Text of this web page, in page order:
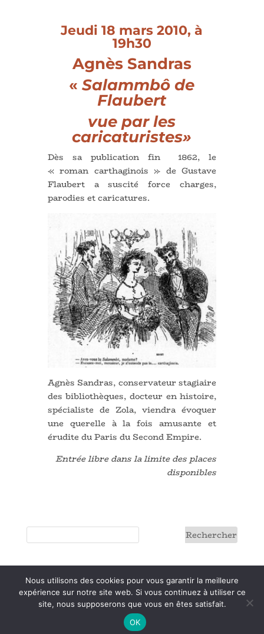
Jeudi 18 mars 2010, à
19h30
Agnès Sandras
«Salammbô de
Flaubert
vue par les
caricaturistes»
Dès sa publication fin 1862, le
« roman carthaginois » de Gustave
Flaubert a suscité force charges,
parodies et caricatures.
Agnès Sandras, conservateur stagiaire
des bibliothèques, docteur en histoire,
spécialiste de Zola, viendra évoquer
une querelle à la fois amusante et
érudite du Paris du Second Empire.
Entrée libre dans la limite des places
disponibles
Conditions générales
graphiblue
Nous utilisons des cookies pour vous garantir la meilleure
expérience sur notre site web. Si vous continuez à utiliser ce
site, nous supposerons que vous en êtes satisfait.
OK